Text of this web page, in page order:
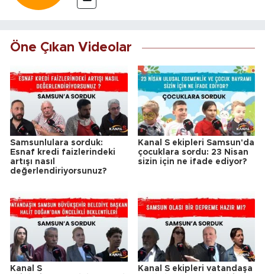
Öne Çıkan Videolar
Samsunlulara sorduk:
Esnaf kredi faizlerindeki
artışı nasıl
değerlendiriyorsunuz?
Kanal S ekipleri Samsun'da
çocuklara sordu: 23 Nisan
sizin için ne ifade ediyor?
Kanal S
Kanal S ekipleri vatandaşa